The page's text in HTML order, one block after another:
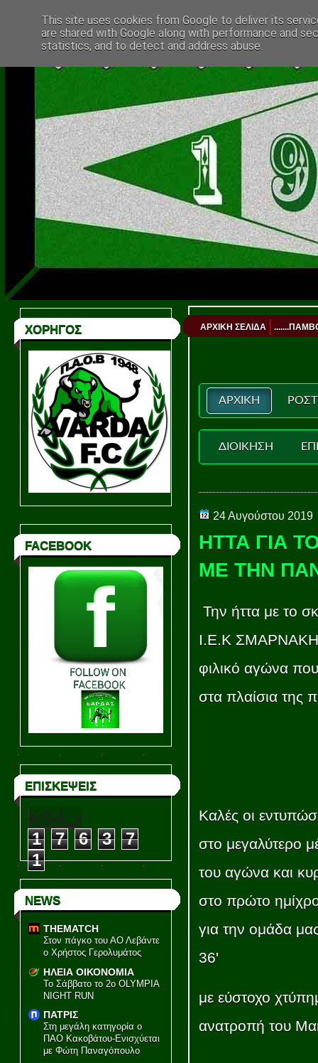
ΧΟΡΗΓΟΣ
FACEBOOK
ΕΠΙΣΚΕΨΕΙΣ
1 7 6 3
7
1
NEWS
THEMATCH
Στον πάγκο του ΑΟ Λεβάντε
ο Χρήστος Γερολυμάτος
ΗΛΕΙΑ ΟΙΚΟΝΟΜΙΑ
Το Σάββατο το 2ο OLYMPIA
NIGHT RUN
ΠΑΤΡΙΣ
Στη μεγάλη κατηγορία ο
ΠΑΟ Κακοβάτου-Ενισχύεται
με Φώτη Παναγόπουλο
ΑΡΧΙΚΗ ΣΕΛΙΔΑ
ΑΡΧΙΚΗ
ΔΙΟΙΚΗΣΗ
24 Αυγούστου 2019
ΗΤΤΑ ΓΙΑ
ΜΕ ΤΗΝ
Την ήττα με το
Ι.Ε.Κ ΣΜΑΡΝΑΚΗ
φιλικό αγώνα
στα πλαίσια της
Καλές οι
στο μεγαλύτερο
του αγώνα και
στο πρώτο
για την ομάδα
36'
με εύστοχο
ανατροπή του
This site uses cookies from Google to deliver its
are shared with Google along with performance and
statistics, and to detect and address abuse.